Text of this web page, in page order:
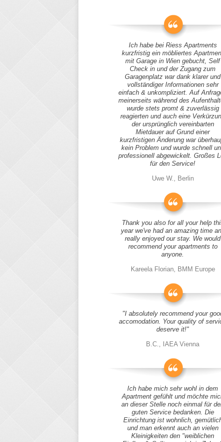
Ich habe bei Riess Apartments
kurzfristig ein möbliertes
mit Garage in Wien gebucht, Self
Check in und der Zugang zum
Garagenplatz war dank klarer und
vollständiger Informationen sehr
einfach & unkompliziert. Auf
meinerseits während des
wurde stets promt & zuverlässig
reagierten und auch eine
der ursprünglich vereinbarten
Mietdauer auf Grund einer
kurzfristigen Änderung war
kein Problem und wurde schnell
professionell abgewickelt. Großes
für den Service!
Uwe W., Berlin
Thank you also for all your help
year we've had an amazing time
really enjoyed our stay. We would
recommend your apartments to
anyone.
Kareela Florian, BMM Europe
"I absolutely recommend your
accomodation. Your quality of
deserve it!"
B.C., IAEA Vienna
Ich habe mich sehr wohl in dem
Apartment gefühlt und möchte
an dieser Stelle noch einmal für
guten Service bedanken. Die
Einrichtung ist wohnlich,
und man erkennt auch an vielen
Kleinigkeiten den "weiblichen